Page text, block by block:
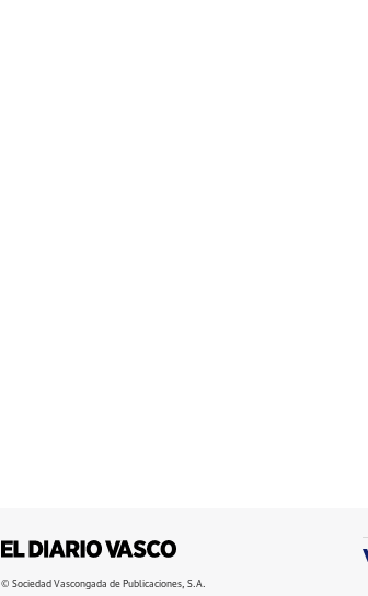
© Sociedad Vascongada de Publicaciones, S.A.